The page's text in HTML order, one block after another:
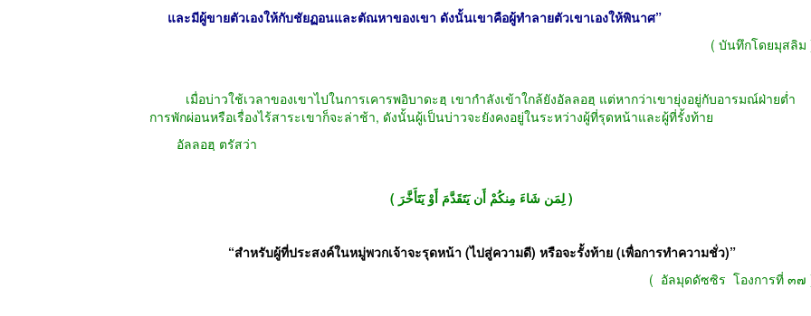
และมีผู้ขายตัวเองให้กับชัยฏอนและตัณหาของเขา ดังนั้นเขาคือผู้ทำลายตัวเขาเองให้พินาศ”
( บันทึกโดยมุสลิม
เมื่อบ่าวใช้เวลาของเขาไปในการเคารพอิบาดะฮฺ เขากำลังเข้าใกล้ยังอัลลอฮฺ แต่หากว่าเขายุ่งอยู่กับอารมณ์ฝ่ายต่ำ
การพักผ่อนหรือเรื่องไร้สาระเขาก็จะล่าช้า, ดังนั้นผู้เป็นบ่าวจะยังคงอยู่ในระหว่างผู้ที่รุดหน้าและผู้ที่รั้งท้าย
อัลลอฮฺ ตรัสว่า
( لِمَن شَاءَ مِنكُمْ أَن يَتَقَدَّمَ أَوْ يَتَأَخَّرَ )
“สำหรับผู้ที่ประสงค์ในหมู่พวกเจ้าจะรุดหน้า (ไปสู่ความดี) หรือจะรั้งท้าย(เพื่อการทำความชั่ว)”
( อัลมุดดัซซิร โองการที่ ๓๗